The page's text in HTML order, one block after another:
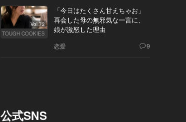
Vol.73
TOUGH COOKIES
「今日はたくさん甘えちゃお」
再会した母の無邪気な一言に、
娘が激怒した理由
恋愛 9
公式SNS